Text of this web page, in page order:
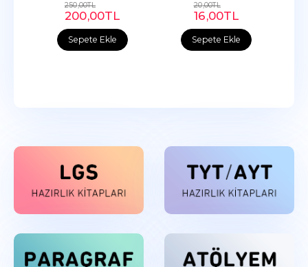
Sepete Ekle
250,00TL
200,00TL
Sepete Ekle
20,00TL
16,00TL